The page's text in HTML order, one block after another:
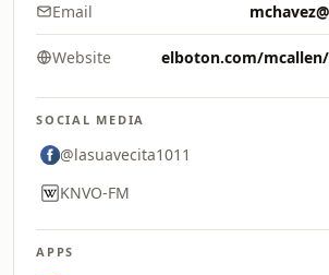
Email
Website elboton.com/
SOCIAL MEDIA
@lasuavecita1011
KNVO-FM
APPS